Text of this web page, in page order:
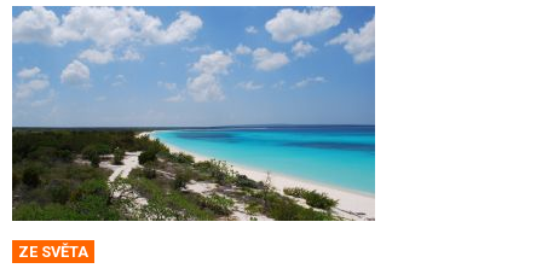
ZE SVĚTA